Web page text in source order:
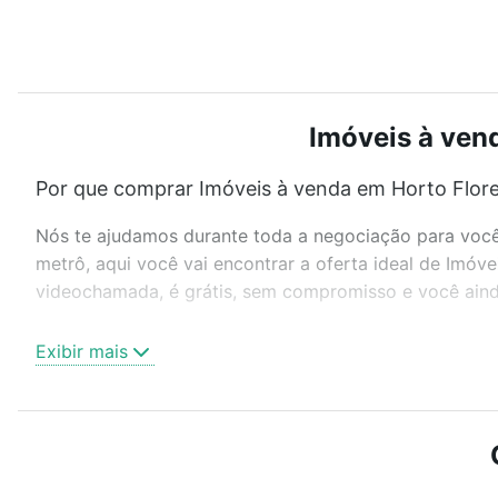
Imóveis à
Por que comprar Imóveis à venda em Horto
Nós te ajudamos durante toda a negociação para
metrô, aqui você vai encontrar a oferta ideal de
videochamada, é grátis, sem compromisso e você
ou sem vaga de garagem para combinar
Imóveis à venda em Horto Florestal, Sorocaba, SP
Qual o preço de Imóveis à venda em Horto
Exibir mais